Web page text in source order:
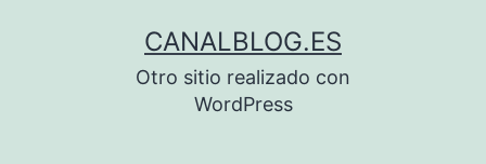
CANALBLOG.ES
Otro sitio realizado con
WordPress